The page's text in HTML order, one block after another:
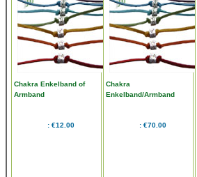
Chakra Enkelband of
Armband
€12.00
Chakra
Enkelband/Armband
€70.00